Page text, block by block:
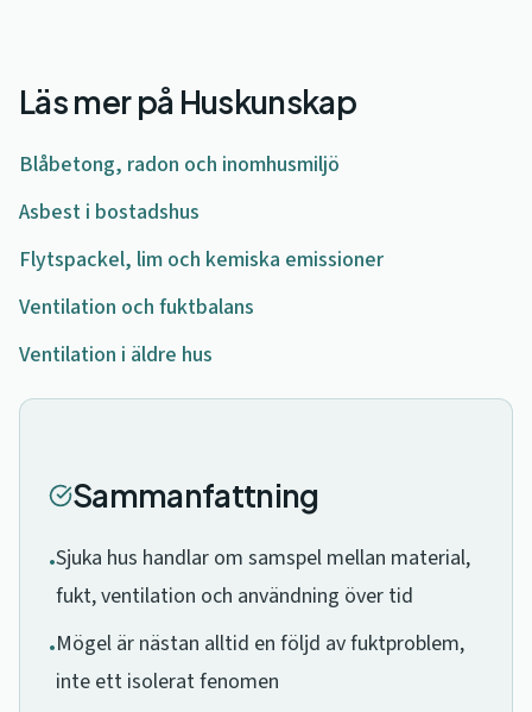
Läs mer på Huskunskap
Blåbetong, radon och inomhusmiljö
Asbest i bostadshus
Flytspackel, lim och kemiska emissioner
Ventilation och fuktbalans
Ventilation i äldre hus
Sammanfattning
•Sjuka hus handlar om samspel mellan material,
fukt, ventilation och användning över tid
•Mögel är nästan alltid en följd av fuktproblem,
inte ett isolerat fenomen